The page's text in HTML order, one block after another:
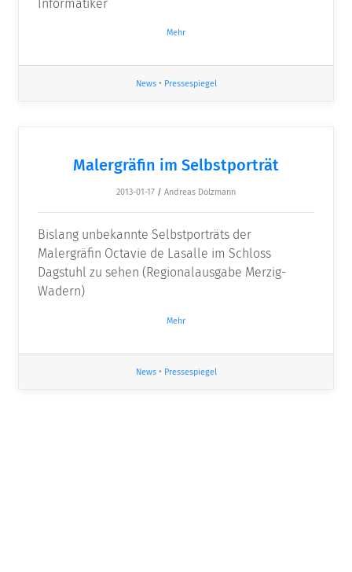
Informatiker
Mehr
News• Pressespiegel
Malergräfin im Selbstporträt
2013-01-17 / Andreas Dolzmann
Bislang unbekannte Selbstporträts der
Malergräfin Octavie de Lasalle im Schloss
Dagstuhl zu sehen (Regionalausgabe Merzig-
Wadern)
Mehr
News• Pressespiegel